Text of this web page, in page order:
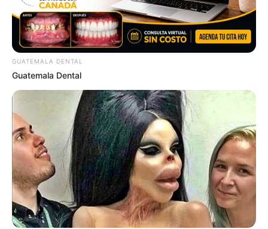
แนะนำ
ดูดวง
ดูเพิ่มเติม
GUATEMALA DENTAL
Guatemala Dental